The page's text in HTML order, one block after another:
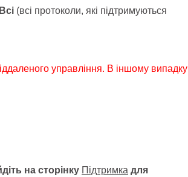
Всі (всі протоколи, які підтримуються
управління. В іншому випадку
на сторінку Підтримка для